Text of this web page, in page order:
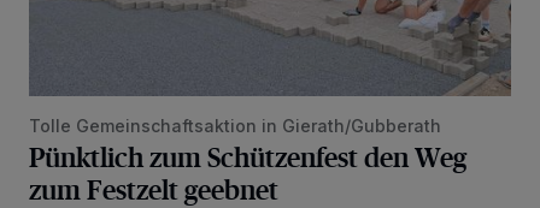
Tolle Gemeinschaftsaktion in Gierath/Gubberath
Pünktlich zum Schützenfest den Weg
zum Festzelt geebnet